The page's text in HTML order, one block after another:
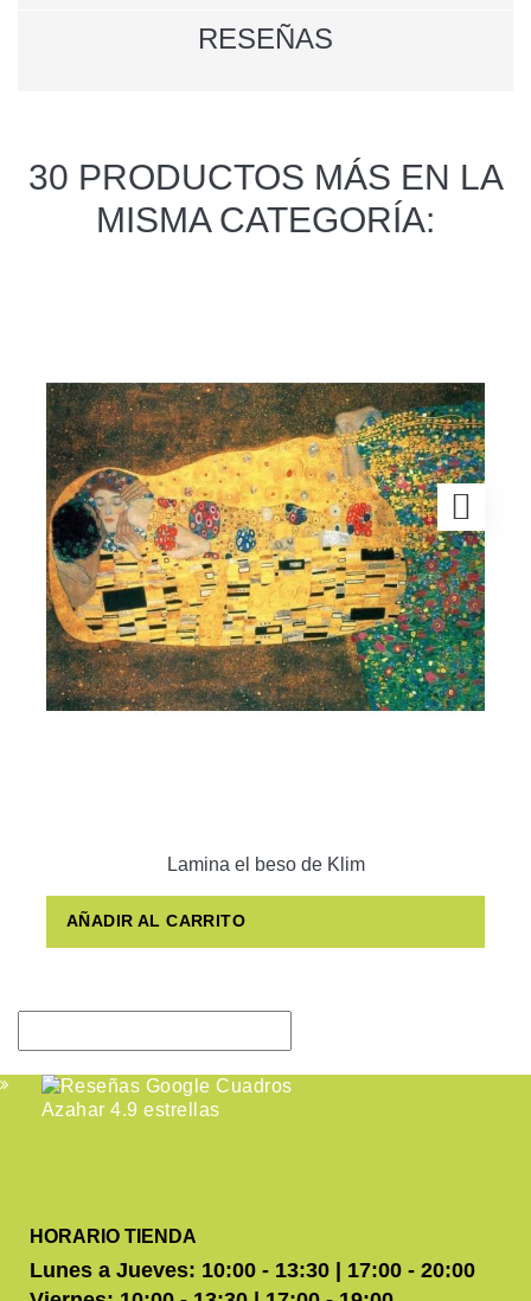
RESEÑAS
30 PRODUCTOS MÁS EN LA
MISMA CATEGORÍA:
Lamina el beso de Klim
AÑADIR AL CARRITO
HORARIO TIENDA
Lunes a Jueves: 10:00 - 13:30 | 17:00 - 20:00